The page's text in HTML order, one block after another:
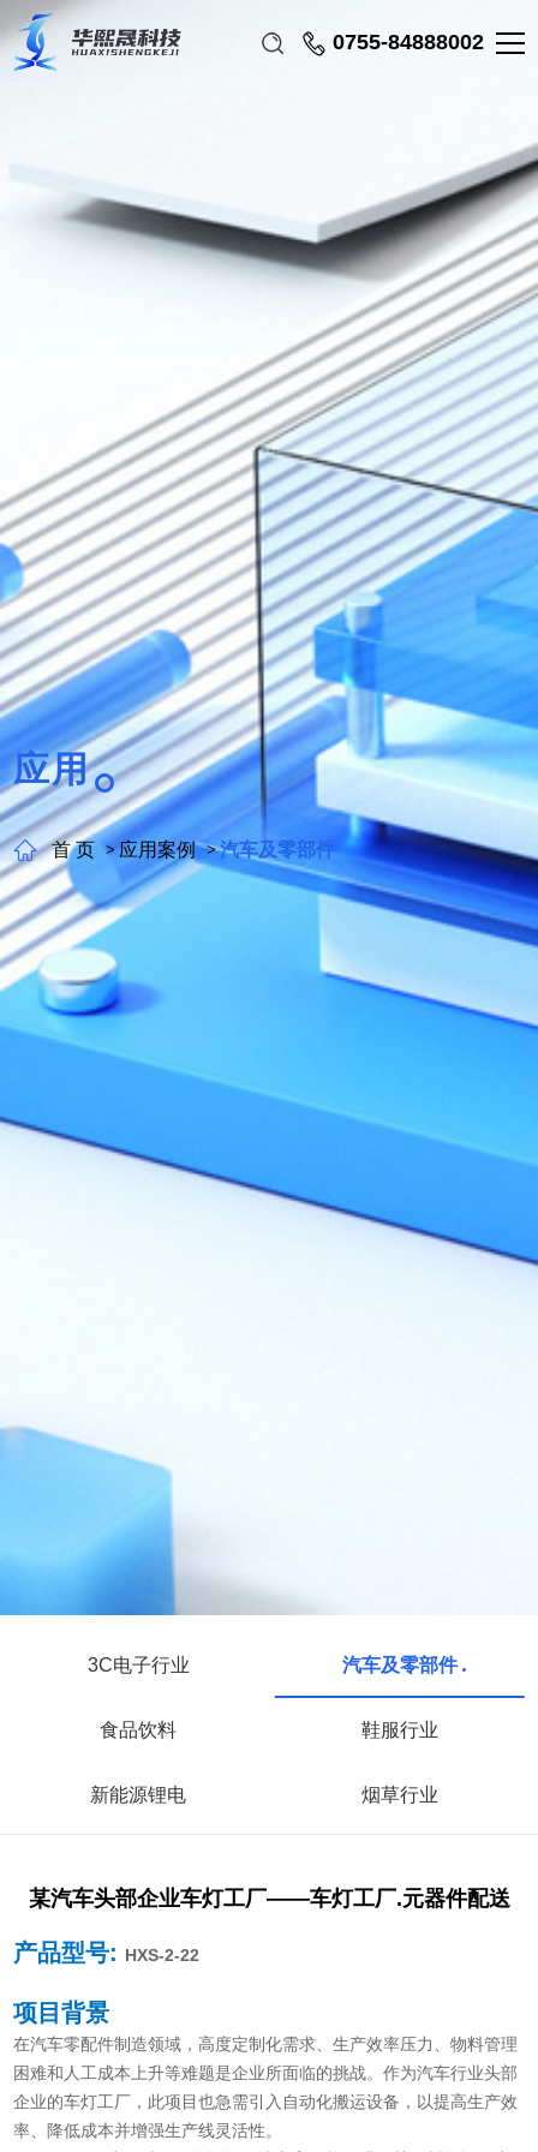
0755-84888002
应用
首 页 应用案例 汽车及零部件
3C电子行业 汽车及零部件
食品饮料 鞋服行业
新能源锂电 烟草行业
某汽车头部企业车灯工厂——车灯工厂.元器件配送
产品型号: HXS-2-22
项目背景
在汽车零配件制造领域，高度定制化需求、生产效率压力、物料管理
困难和人工成本上升等难题是企业所面临的挑战。作为汽车行业头部
企业的车灯工厂，此项目也急需引入自动化搬运设备，以提高生产效
率、降低成本并增强生产线灵活性。